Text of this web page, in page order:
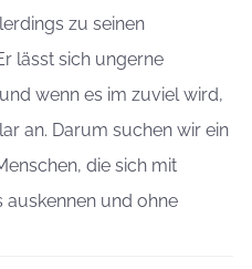
zu seinen
lässt sich ungerne
wenn es im zuviel wird,
an. Darum suchen wir ein
die sich mit
auskennen und ohne